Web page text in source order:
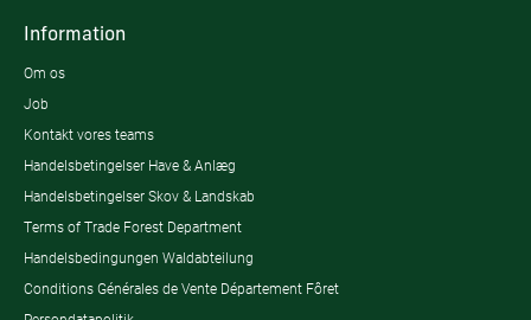
Information
Om os
Job
Kontakt vores teams
Handelsbetingelser Have & Anlæg
Handelsbetingelser Skov & Landskab
Terms of Trade Forest Department
Handelsbedingungen Waldabteilung
Conditions Générales de Vente Département Fôret